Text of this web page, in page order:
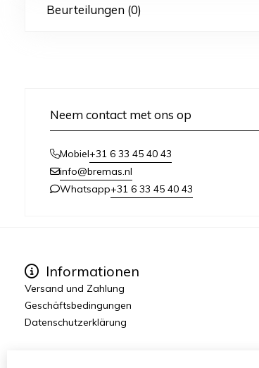
Beurteilungen (0)
Neem contact met ons op
Mobiel+31 6 33 45 40 43
info@bremas.nl
Whatsapp+31 6 33 45 40 43
Informationen
Versand und Zahlung
Geschäftsbedingungen
Datenschutzerklärung